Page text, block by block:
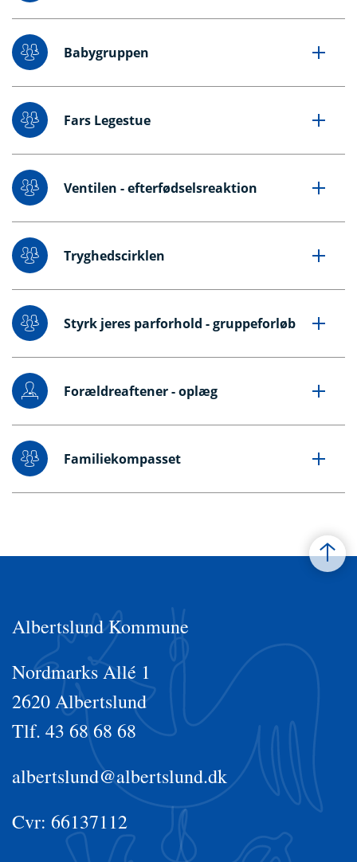
Babygruppen
Fars Legestue
Ventilen - efterfødselsreaktion
Tryghedscirklen
Styrk jeres parforhold - gruppeforløb
Forældreaftener - oplæg
Familiekompasset
Albertslund Kommune
Nordmarks Allé 1
2620 Albertslund
Tlf. 43 68 68 68
albertslund@albertslund.dk
Cvr: 66137112